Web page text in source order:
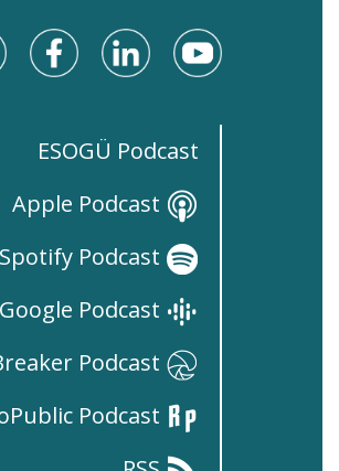
ESOGÜ Podcast
Apple Podcast
Spotify Podcast
Google Podcast
Podcast
Podcast